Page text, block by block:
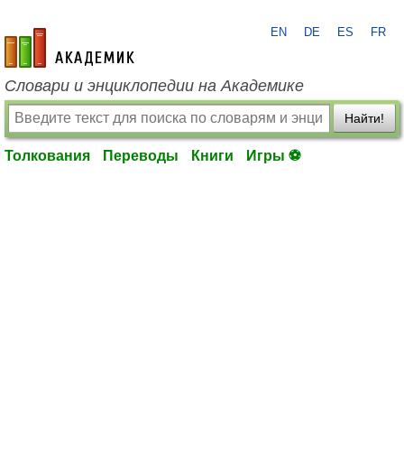
academic.ru
EN DE ES FR
Словари и энциклопедии на Академике
Найти!
Толкования Переводы Книги Игры ⚽